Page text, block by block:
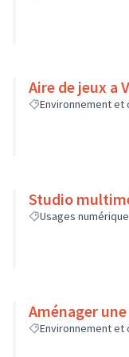
Aire de jeux a
Environnement et
Studio
Usages
Aménager
Environnement et